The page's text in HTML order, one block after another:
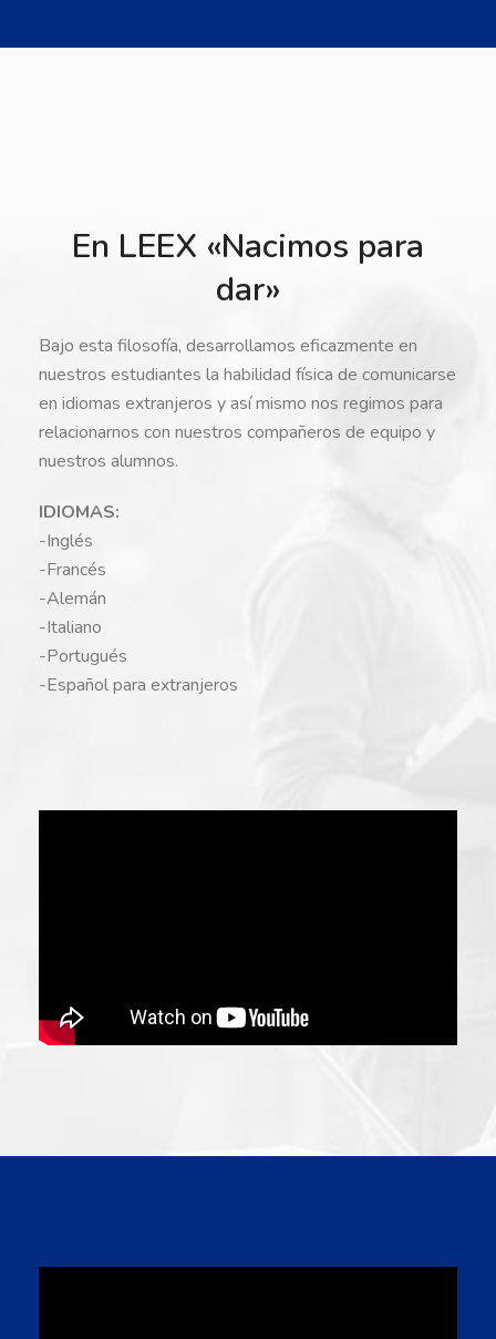
En LEEX «Nacimos para
dar»
Bajo esta filosofía, desarrollamos eficazmente en
nuestros estudiantes la habilidad física de comunicarse
en idiomas extranjeros y así mismo nos regimos para
relacionarnos con nuestros compañeros de equipo y
nuestros alumnos.
IDIOMAS:
-Inglés
-Francés
-Alemán
-Italiano
-Portugués
-Español para extranjeros